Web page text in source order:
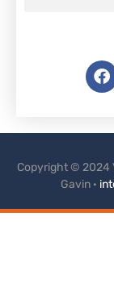
Copyright © 2024
Gavin ·